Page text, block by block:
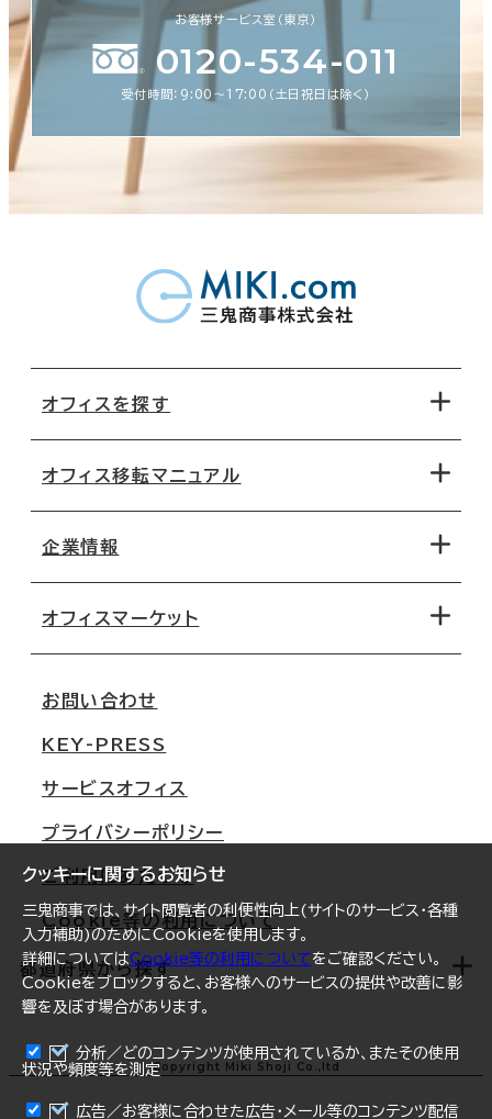
まとめて資料請求
クッキーに関するお知らせ
三鬼商事では、サイト閲覧者の利便性向上(サイトのサービス・各種
入力補助)のためにCookieを使用します。
詳細についてはCookie等の利用についてをご確認ください。
Cookieをブロックすると、お客様へのサービスの提供や改善に影
響を及ぼす場合があります。
分析／どのコンテンツが使用されているか、またその使用
状況や頻度等を測定
広告／お客様に合わせた広告・メール等のコンテンツ配信
お客様サービス室（東京）
0120-534-011
受付時間：9:00〜17:00（土日祝日は除く）
オフィスを探す
地図から探す
路線・駅から探す
オフィス移転マニュアル
移転コストシミュレーション
移転スケジュール
オフィス移転Q&A
企業情報
オフィスマーケット
大阪
名古屋
札幌
仙台
横浜
福岡
オフィスリポート
ログイン
お問い合わせ
KEY-PRESS
サービスオフィス
プライバシーポリシー
ご利用にあたって
Cookie等の利用について
都道府県から探す
北海道
青森県
Copyright Miki Shoji Co.,ltd